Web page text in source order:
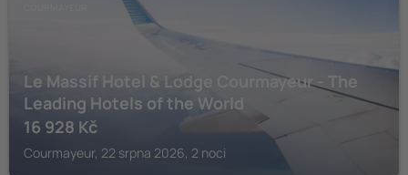
Le Massif Hotel & Lodge Courmayeur - The
Leading Hotels of the World
16 928 Kč
Courmayeur, 22 srpna 2026, 2 noci